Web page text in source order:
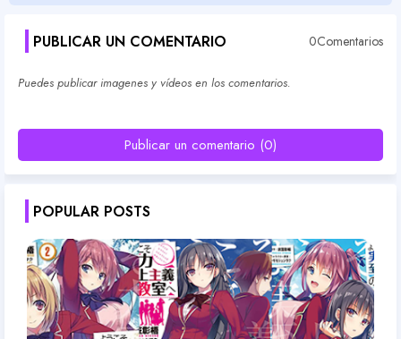
PUBLICAR UN COMENTARIO 0Comentarios
Puedes publicar imagenes y vídeos en los comentarios.
Publicar un comentario (0)
POPULAR POSTS